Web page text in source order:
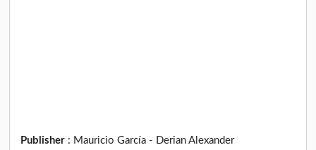
Publisher : Mauricio García - Derian Alexander